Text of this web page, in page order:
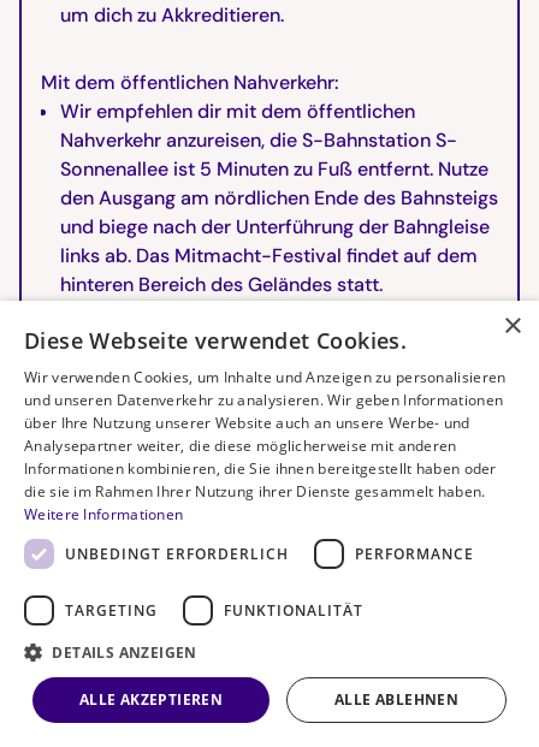
um dich zu Akkreditieren.
Mit dem öffentlichen Nahverkehr:
Wir empfehlen dir mit dem öffentlichen
Nahverkehr anzureisen, die S-Bahnstation S-
Sonnenallee ist 5 Minuten zu Fuß entfernt. Nutze
den Ausgang am nördlichen Ende des Bahnsteigs
und biege nach der Unterführung der Bahngleise
links ab. Das Mitmacht-Festival findet auf dem
hinteren Bereich des Geländes statt.
Mit dem Auto:
Bitte beachte, dass auf dem Gelände der SRH
keine Parkplätze zur Verfügung stehen.
Falls du mit dem Auto anreist, kannst du in der
Tiefgarage desEstrel Hotelsparken. Die
Gebühren dafür müssen selbst getragen werden.
Ist Mitmacht Barrierefrei?
Das Gelände der SRH auf dem das Mitmacht-
Festival stattfindet ist ebenerdig und mit Aufzügen
ausgestattet.
×
Diese Webseite verwendet Cookies.
Wir verwenden Cookies, um Inhalte und Anzeigen zu personalisieren
und unseren Datenverkehr zu analysieren. Wir geben Informationen
über Ihre Nutzung unserer Website auch an unsere Werbe- und
Analysepartner weiter, die diese möglicherweise mit anderen
Informationen kombinieren, die Sie ihnen bereitgestellt haben oder
die sie im Rahmen Ihrer Nutzung ihrer Dienste gesammelt haben.
Weitere Informationen
UNBEDINGT ERFORDERLICH
PERFORMANCE
TARGETING FUNKTIONALITÄT
DETAILS ANZEIGEN
ALLE AKZEPTIEREN ALLE ABLEHNEN